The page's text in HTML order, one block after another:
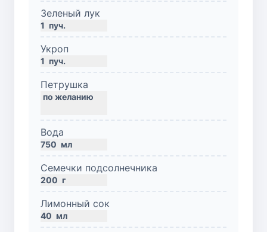
Зеленый лук
1 пуч.
Укроп
1 пуч.
Петрушка
Вода
750 мл
Семечки подсолнечника
200 г
Лимонный сок
40 мл